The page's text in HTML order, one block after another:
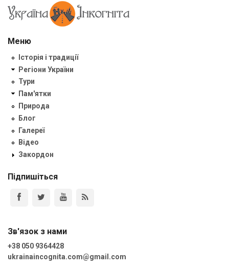
Меню
Історія і традиції
Регіони України
Тури
Пам'ятки
Природа
Блог
Галереї
Відео
Закордон
Підпишіться
Зв'язок з нами
+38 050 9364428
ukrainaincognita.com@gmail.com